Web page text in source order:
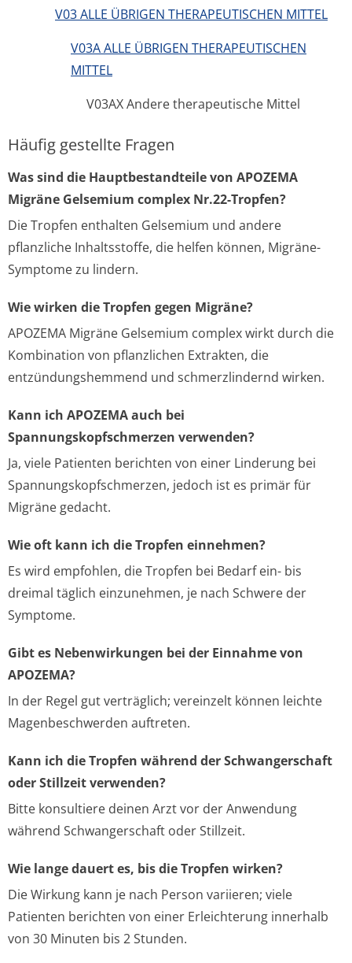
V03 ALLE ÜBRIGEN THERAPEUTISCHEN MITTEL
V03A ALLE ÜBRIGEN THERAPEUTISCHEN
MITTEL
V03AX Andere therapeutische Mittel
Häufig gestellte Fragen
Was sind die Hauptbestandteile von APOZEMA
Migräne Gelsemium complex Nr.22-Tropfen?
Die Tropfen enthalten Gelsemium und andere
pflanzliche Inhaltsstoffe, die helfen können, Migräne-
Symptome zu lindern.
Wie wirken die Tropfen gegen Migräne?
APOZEMA Migräne Gelsemium complex wirkt durch die
Kombination von pflanzlichen Extrakten, die
entzündungshemmend und schmerzlindernd wirken.
Kann ich APOZEMA auch bei
Spannungskopfschmerzen verwenden?
Ja, viele Patienten berichten von einer Linderung bei
Spannungskopfschmerzen, jedoch ist es primär für
Migräne gedacht.
Wie oft kann ich die Tropfen einnehmen?
Es wird empfohlen, die Tropfen bei Bedarf ein- bis
dreimal täglich einzunehmen, je nach Schwere der
Symptome.
Gibt es Nebenwirkungen bei der Einnahme von
APOZEMA?
In der Regel gut verträglich; vereinzelt können leichte
Magenbeschwerden auftreten.
Kann ich die Tropfen während der Schwangerschaft
oder Stillzeit verwenden?
Bitte konsultiere deinen Arzt vor der Anwendung
während Schwangerschaft oder Stillzeit.
Wie lange dauert es, bis die Tropfen wirken?
Die Wirkung kann je nach Person variieren; viele
Patienten berichten von einer Erleichterung innerhalb
von 30 Minuten bis 2 Stunden.